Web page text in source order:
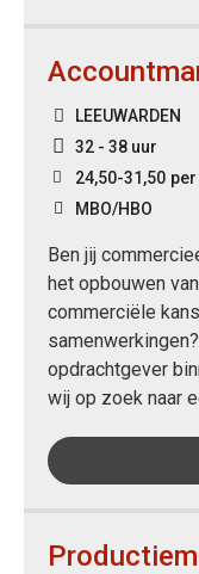
LEEUWARDEN
32 - 38 uur
24,50-31,50
MBO/HBO
Ben jij
het opbouwen
commerciële
opdrachtgever
wij op zoek naar